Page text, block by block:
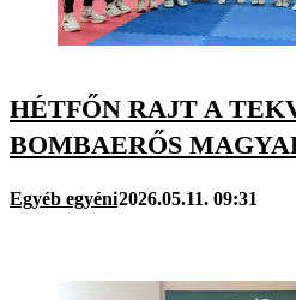
HÉTFŐN RAJT A
BOMBAERŐS
Egyéb egyéni2026.05.11. 09:31